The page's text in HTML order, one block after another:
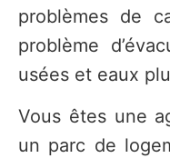
problèmes de
problème
usées et eaux
Vous êtes une
un parc de